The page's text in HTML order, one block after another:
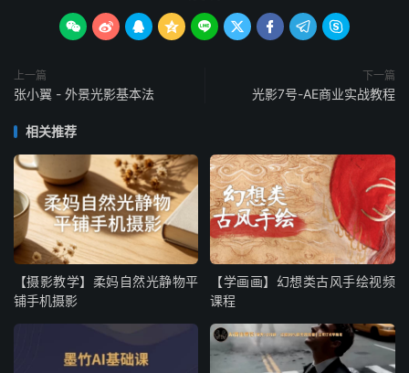
        
上一篇
张小翼 - 外景光影基本法
下一篇
光影7号-AE商业实战教程
相关推荐
【摄影教学】柔妈自然光静物平
铺手机摄影
【学画画】幻想类古风手绘视频
课程